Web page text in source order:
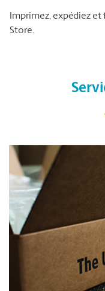
Imprimez, expédiez et
Store.